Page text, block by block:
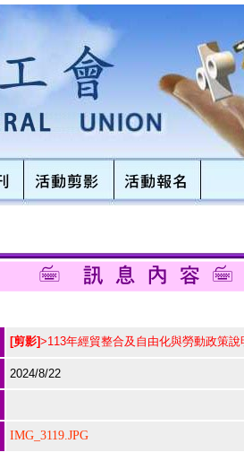
[剪影]>113年經貿整合及自由化與勞動政策說
2024/8/22
IMG_3119.JPG